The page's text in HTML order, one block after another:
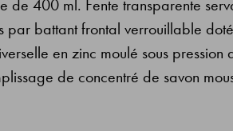
de 400 ml. Fente transparente
battant frontal verrouillable
en zinc moulé sous
de concentré de savon